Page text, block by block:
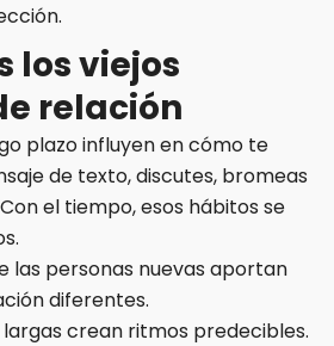
los viejos
relación
plazo influyen en cómo te
de texto, discutes, bromeas
el tiempo, esos hábitos se
las personas nuevas aportan
diferentes.
largas crean ritmos predecibles.